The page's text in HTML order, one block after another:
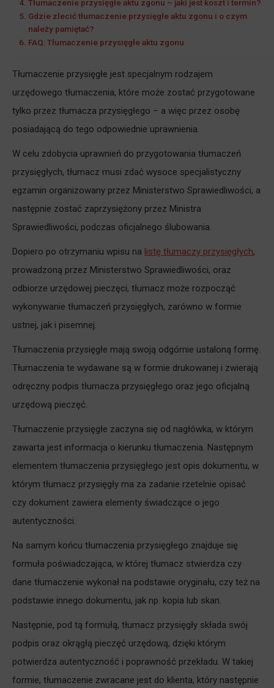
Tłumaczenie przysięgłe aktu zgonu – jaki jest koszt i termin?
Gdzie zlecić tłumaczenie przysięgłe aktu zgonu i o czym
należy pamiętać?
FAQ: Tłumaczenie przysięgłe aktu zgonu
Tłumaczenie przysięgłe jest specjalnym rodzajem
urzędowego tłumaczenia, które może zostać przygotowane
tylko przez tłumacza przysięgłego – a więc przez osobę
posiadającą do tego odpowiednie uprawnienia.
W celu zdobycia uprawnień do przygotowania tłumaczeń
przysięgłych, tłumacz musi zdać wysoce specjalistyczny
egzamin organizowany przez Ministerstwo Sprawiedliwości, a
następnie zostać zaprzysiężony przez Ministra
Sprawiedliwości, podczas oficjalnego ślubowania.
Dopiero po otrzymaniu wpisu na listę tłumaczy przysięgłych,
prowadzoną przez Ministerstwo Sprawiedliwości, oraz
odbiorze urzędowej pieczęci, tłumacz może rozpocząć
wykonywanie tłumaczeń przysięgłych, zarówno w formie
ustnej, jak i pisemnej.
Tłumaczenia przysięgłe mają swoją odgórnie ustaloną formę.
Tłumaczenia te wydawane są w formie drukowanej i zwierają
odręczny podpis tłumacza przysięgłego oraz jego oficjalną
urzędową pieczęć.
Tłumaczenie przysięgłe zaczyna się od nagłówka, w którym
zawarta jest informacja o kierunku tłumaczenia. Następnym
elementem tłumaczenia przysięgłego jest opis dokumentu, w
którym tłumacz przysięgły ma za zadanie rzetelnie opisać
czy dokument zawiera elementy świadczące o jego
autentyczności.
Na samym końcu tłumaczenia przysięgłego znajduje się
formuła poświadczająca, w której tłumacz stwierdza czy
dane tłumaczenie wykonał na podstawie oryginału, czy też na
podstawie innego dokumentu, jak np. kopia lub skan.
Następnie, pod tą formułą, tłumacz przysięgły składa swój
podpis oraz okrągłą pieczęć urzędową, dzięki którym
potwierdza autentyczność i poprawność przekładu. W takiej
formie, tłumaczenie zwracane jest do klienta, który następnie